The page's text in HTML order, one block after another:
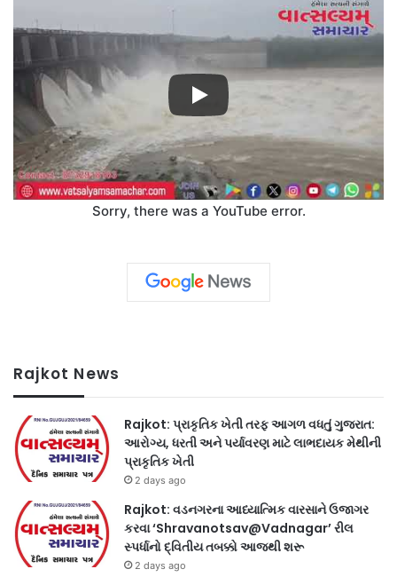
Sorry, there was a YouTube error.
Rajkot News
Rajkot: પ્રાકૃતિક ખેતી તરફ આગળ વધતું ગુજરાત:
આરોગ્ય, ધરતી અને પર્યાવરણ માટે લાભદાયક મેથીની
પ્રાકૃતિક ખેતી
2 days ago
Rajkot: વડનગરના આધ્યાત્મિક વારસાને ઉજાગર
કરવા ‘Shravanotsav@Vadnagar’ રીલ
સ્પર્ધાનો દ્વિતીય તબક્કો આજથી શરૂ
2 days ago